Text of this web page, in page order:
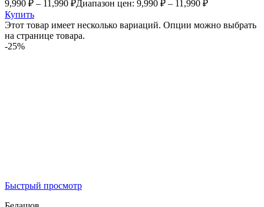
9,990 ₽ – 11,990 ₽Диапазон цен: 9,990 ₽ – 11,990 ₽
Купить
Этот товар имеет несколько вариаций. Опции можно выбрать
на странице товара.
-25%
Быстрый просмотр